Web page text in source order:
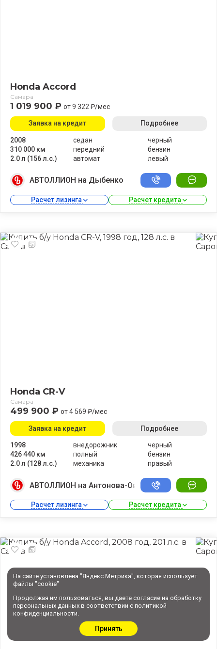
На сайте установлена "Яндекс.Метрика", которая использует
файлы "cookie"
Продолжая им пользоваться, вы даете согласие на обработку
персональных данных в соответствии с политикой
конфиденциальности.
Принять
Honda Accord
Самара
1 019 900 ₽ от 9 322 ₽/мес
2008
310 000 км
2.0 л (156 л.с.)
седан
передний
автомат
черный
бензин
левый
Заявка на кредит Подробнее
АВТОЛЛИОН на Дыбенко
Расчет лизинга Расчет кредита
Honda CR-V
Самара
499 900 ₽ от 4 569 ₽/мес
1998
426 440 км
2.0 л (128 л.с.)
внедорожник
полный
механика
черный
бензин
правый
Заявка на кредит Подробнее
АВТОЛЛИОН на Антонова-Овсеенко
Расчет лизинга Расчет кредита